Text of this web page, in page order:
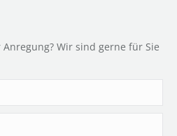
Wir sind gerne für Sie